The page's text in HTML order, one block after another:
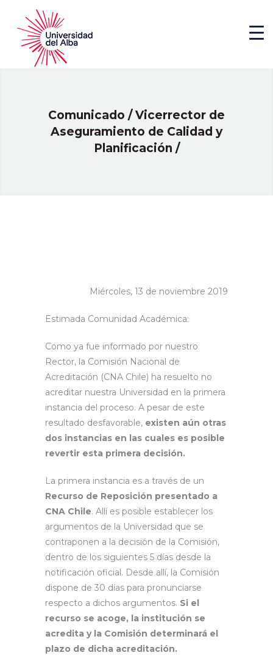
Comunicado / Vicerrector de
Aseguramiento de Calidad y
Planificación /
Miércoles, 13 de noviembre 2019
Estimada Comunidad Académica:
Como ya fue informado por nuestro
Rector, la Comisión Nacional de
Acreditación (CNA Chile) ha resuelto no
acreditar nuestra Universidad en la primera
instancia del proceso. A pesar de este
resultado desfavorable, existen aún otras
dos instancias en las cuales es posible
revertir esta primera decisión.
La primera instancia es a través de un
Recurso de Reposición presentado a
CNA Chile. Allí es posible establecer los
argumentos de la Universidad que se
contraponen a la decisión de la Comisión,
dentro de los siguientes 5 días desde la
notificación oficial. Desde allí, la Comisión
dispone de 30 días para pronunciarse
respecto a dichos argumentos. Si el
recurso se acoge, la institución se
acredita y la Comisión determinará el
plazo de dicha acreditación.